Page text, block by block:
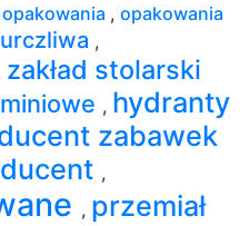
opakowania , opakowania
,
zakład stolarski
, hydranty
zabawek
,
, przemiał